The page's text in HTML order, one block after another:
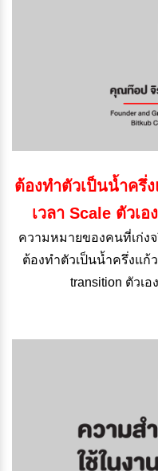
ต้องทำตัวเป็นน้ำครึ่
เวลา Scale ตัวเ
ความหมายของคนที่เก่งจ
ต้องทำตัวเป็นน้ำครึ่งแก้
transition ตัวเ